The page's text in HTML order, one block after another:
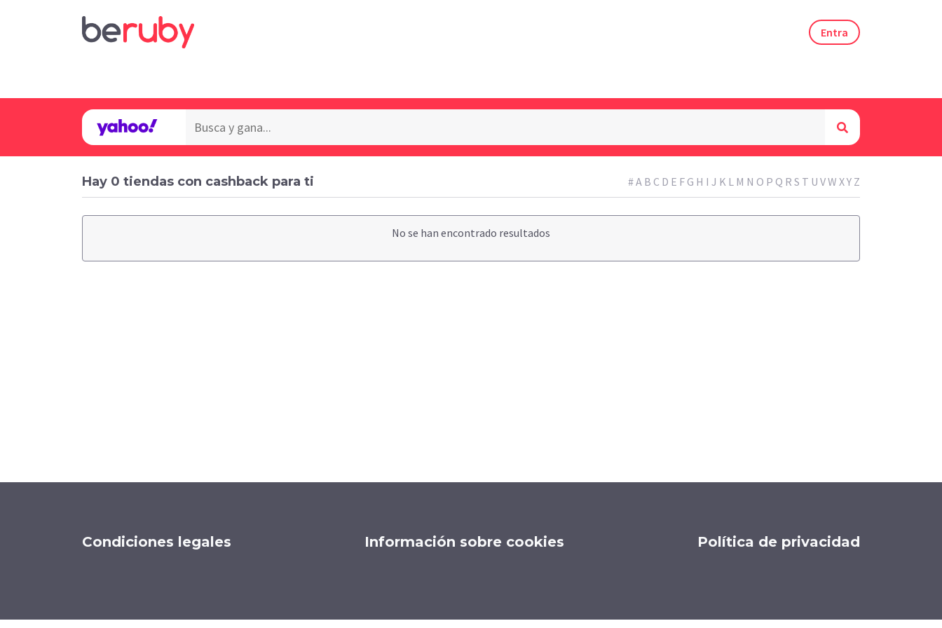
Entra
Hay 0 tiendas con cashback para ti #A B C D E F G H I J K L M N O P Q R S T U VW XY Z
No se han encontrado resultados
Condiciones legales Información sobre cookies Política de privacidad